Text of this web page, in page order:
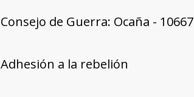
Consejo de Guerra: Ocaña - 10667
Adhesión a la rebelión